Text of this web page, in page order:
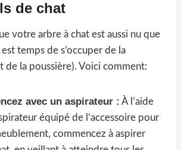
de chat
votre arbre à chat est aussi nu que
temps de s’occuper de la
de la poussière). Voici comment:
avec un aspirateur : À l’aide
équipé de l’accessoire pour
commencez à aspirer